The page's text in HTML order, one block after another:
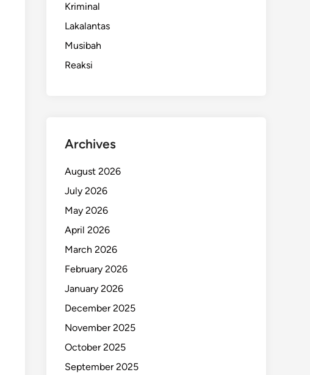
Kriminal
Lakalantas
Musibah
Reaksi
Archives
August 2026
July 2026
May 2026
April 2026
March 2026
February 2026
January 2026
December 2025
November 2025
October 2025
September 2025